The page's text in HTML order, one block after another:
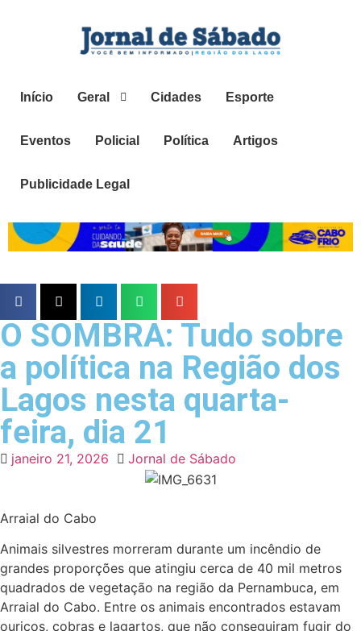
Início Geral Cidades Esporte
Eventos Policial Política Artigos
Publicidade Legal
O SOMBRA: Tudo sobre
a política na Região dos
Lagos nesta quarta-
feira, dia 21
janeiro 21, 2026 Jornal de Sábado
Arraial do Cabo
Animais silvestres morreram durante um incêndio de
grandes proporções que atingiu cerca de 40 mil metros
quadrados de vegetação na região da Pernambuca, em
Arraial do Cabo. Entre os animais encontrados estavam
ouriços, cobras e lagartos, que não conseguiram fugir do